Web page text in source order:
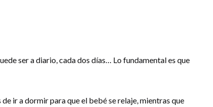
ser a diario, cada dos días… Lo fundamental es que
ir a dormir para que el bebé se relaje, mientras que